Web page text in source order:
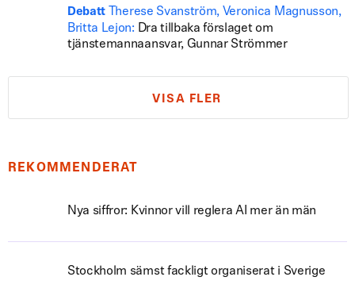
Debatt
Therese Svanström, Veronica Magnusson,
Britta Lejon: Dra tillbaka förslaget om
tjänstemannaansvar, Gunnar Strömmer
VISA FLER
REKOMMENDERAT
Nya siffror: Kvinnor vill reglera AI mer än män
Stockholm sämst fackligt organiserat i Sverige